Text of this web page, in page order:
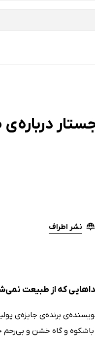
نشر اطراف
که از طبیعت
برنده‌ی جایزه‌ی
و گاه خشن و